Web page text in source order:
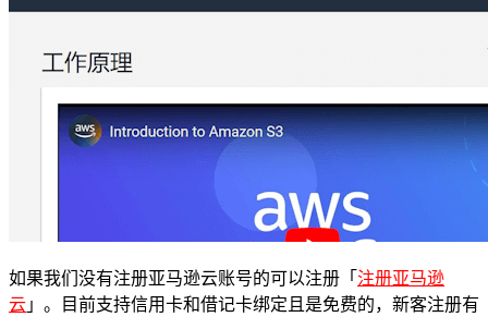
如果我们没有注册亚马逊云账号的可以注册「 注册亚马逊
云 」。目前支持信用卡和借记卡绑定且是免费的，新客注册有